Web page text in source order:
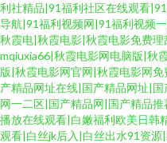
利社精品|91福利社区在线观看
导航|91福利视频网|91福利视频
秋霞电|秋霞电影|秋霞电影免费
mqiuxia66|秋霞电影网电脑版|秋
版|秋霞电影网官网|秋霞电影网免
产精品网址在线|国产精品网址|
网一二区|国产精品网|国产精品
播放在线观看|白嫩福利欧美日韩
观看|白丝jk后入|白丝出水91资源